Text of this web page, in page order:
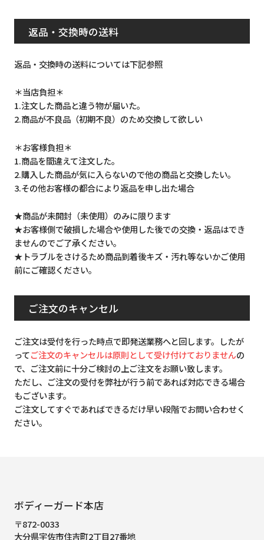
返品・交換時の送料
返品・交換時の送料については下記参照
＊当店負担＊
1.注文した商品と違う物が届いた。
2.商品が不良品（初期不良）のため交換して欲しい
＊お客様負担＊
1.商品を間違えて注文した。
2.購入した商品が気に入らないので他の商品と交換したい。
3.その他お客様の都合により返品を申し出た場合
★商品が未開封（未使用）のみに限ります
★お客様側で破損した場合や使用した後での交換・返品はでき
ませんのでご了承ください。
★トラブルをさけるため商品到着後キズ・汚れ等ないかご使用
前にご確認ください。
ご注文のキャンセル
ご注文は受付を行った時点で即発送業務へと回します。したが
ってご注文のキャンセルは原則として受け付けておりませんの
で、ご注文前に十分ご検討の上ご注文をお願い致します。
ただし、ご注文の受付を弊社が行う前であれば対応できる場合
もございます。
ご注文してすぐであればできるだけ早い段階でお問い合わせく
ださい。
ボディーガード本店
〒872-0033
大分県宇佐市住吉町2丁目27番地